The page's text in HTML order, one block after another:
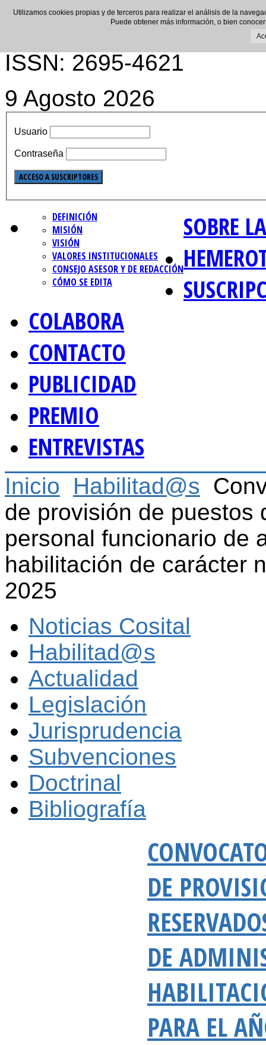
ISSN: 2695-4621
9 Agosto 2026
Usuario
Contraseña
SOBRE
DEFINICIÓN
MISIÓN
VISIÓN
VALORES INSTITUCIONALES
CONSEJO ASESOR Y DE REDACCIÓN
CÓMO SE EDITA
COLABORA
CONTACTO
PUBLICIDAD
PREMIO
ENTREVISTAS
Inicio Habilitad@s
de provisión de puestos
personal funcionario de
habilitación de carácter
2025
Noticias Cosital
Habilitad@s
Actualidad
Legislación
Jurisprudencia
Subvenciones
Doctrinal
Bibliografía
DE
DE
PARA EL
Utilizamos cookies propias y de terceros para realizar el análisis de la
Puede obtener más información, o bien